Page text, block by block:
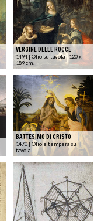
VERGINE DELLE ROCCE
1494 | Olio su tavola | 120 x
189 cm.
BATTESIMO DI CRISTO
1470 | Olio e tempera su
tavola